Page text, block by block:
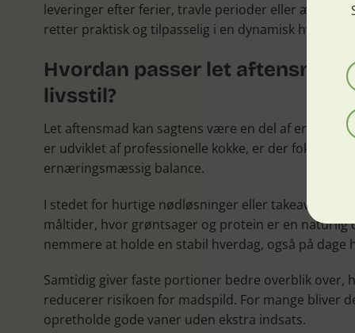
leveringer efter ferier, travle perioder eller
retter praktisk og tilpasselig i en dynamisk hverdag.
Hvordan passer let aftensmad
livsstil?
Let aftensmad kan sagtens være en del af en sund
er udviklet af professionelle kokke, er der fokus på
ernæringsmæssig balance.
I stedet for hurtige nødløsninger eller takeaway får
måltider, hvor grøntsager og protein er en naturlig
nemmere at holde en stabil hverdag, også på dage
Samtidig giver faste portioner bedre overblik over,
reducerer risikoen for madspild. For mange bliver
opretholde gode vaner uden ekstra indsats.